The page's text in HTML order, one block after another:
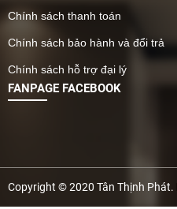
Chính sách thanh toán
Chính sách bảo hành và đổi trả
Chính sách hỗ trợ đại lý
FANPAGE FACEBOOK
Copyright © 2020 Tân Thịnh Phát.